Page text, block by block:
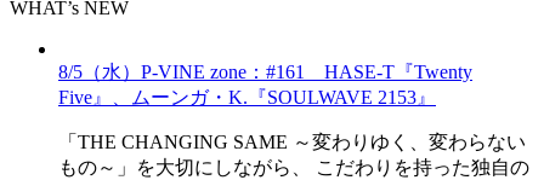
WHAT’s NEW
8/5（水）P-VINE zone：#161 HASE-T『Twenty
Five』、ムーンガ・K.『SOULWAVE 2153』
「THE CHANGING SAME ～変わりゆく、変わらない
もの～」を大切にしながら、 こだわりを持った独自の